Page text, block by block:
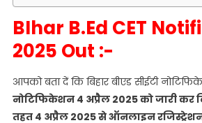
BIhar B.Ed CET
2025 Out :-
आपको बता दें कि बिहार बीएड सीईटी
नोटिफिकेशन 4 अप्रैल 2025 को जारी कर
तहत 4 अप्रैल 2025 से ऑनलाइन रजिस्ट्रेशन